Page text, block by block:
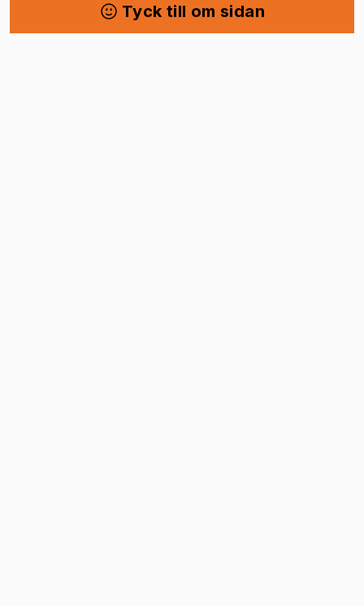
Tyck till om sidan